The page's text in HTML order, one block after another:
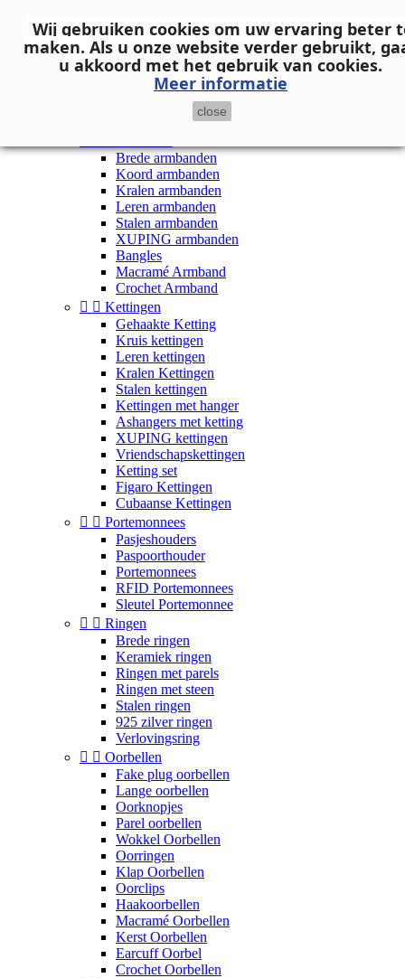
Inloggen
shopping_cart Winkelwagen (0)
Brede armbanden
Koord armbanden
Kralen armbanden
Leren armbanden
Stalen armbanden
XUPING armbanden
Bangles
Macramé Armband
Crochet Armband
  Kettingen
Gehaakte Ketting
Kruis kettingen
Leren kettingen
Kralen Kettingen
Stalen kettingen
Kettingen met hanger
Ashangers met ketting
XUPING kettingen
Vriendschapskettingen
Ketting set
Figaro Kettingen
Cubaanse Kettingen
  Portemonnees
Pasjeshouders
Paspoorthouder
Portemonnees
RFID Portemonnees
Sleutel Portemonnee
  Ringen
Brede ringen
Keramiek ringen
Ringen met parels
Ringen met steen
Stalen ringen
925 zilver ringen
Verlovingsring
  Oorbellen
Fake plug oorbellen
Lange oorbellen
Oorknopjes
Parel oorbellen
Wokkel Oorbellen
Oorringen
Klap Oorbellen
Oorclips
Haakoorbellen
Macramé Oorbellen
Kerst Oorbellen
Earcuff Oorbel
Crochet Oorbellen
Wij gebruiken cookies om uw ervaring beter
maken. Als u onze website verder gebruikt,
u akkoord met het gebruik van cookies.
Meer informatie
close